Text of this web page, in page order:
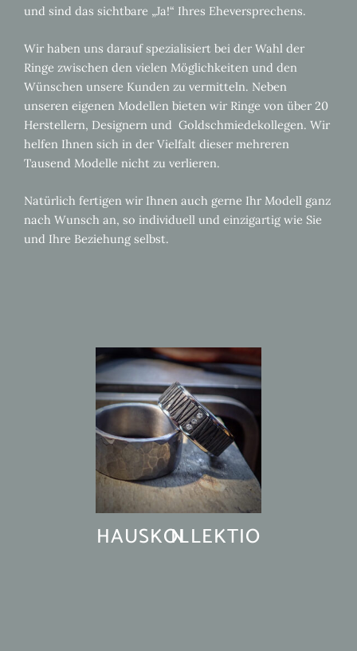
und sind das sichtbare „Ja!“ Ihres Eheversprechens.
Wir haben uns darauf spezialisiert bei der Wahl der
Ringe zwischen den vielen Möglichkeiten und den
Wünschen unsere Kunden zu vermitteln. Neben
unseren eigenen Modellen bieten wir Ringe von über 20
Herstellern, Designern und Goldschmiedekollegen. Wir
helfen Ihnen sich in der Vielfalt dieser mehreren
Tausend Modelle nicht zu verlieren.
Natürlich fertigen wir Ihnen auch gerne Ihr Modell ganz
nach Wunsch an, so individuell und einzigartig wie Sie
und Ihre Beziehung selbst.
HAUSKOLLEKTION